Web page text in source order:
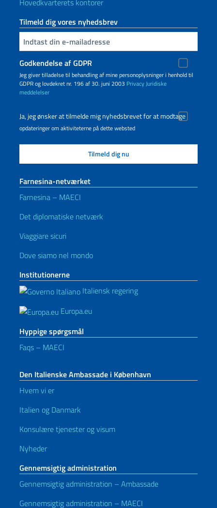
Hovedkvarterets kontorer
Tilmeld dig vores nyhedsbrev
Indtast din e-mailadresse
Godkendelse af GDPR
Jeg giver tilladelse til behandling af mine personoplysninger i henhold til
GDPR og lovdekret nr. 196 af 30. juni 2003 PrivacyJuridiske
meddelelser
Ja, jeg ønsker at tilmelde mig nyhedsbrevet for at modtage
opdateringer om aktiviteterne på dette websted
Farnesina-netværket
Farnesina – MAECI
Det diplomatiske netværk
Viaggiare sicuri
Dove siamo nel mondo
Institutionerne
Italiensk regering
Europa.eu
Hyppige spørgsmål
Faqs – MAECI
Den Italienske Ambassade i København
Hvem vi er
Italien og Danmark
Konsulære tjenester og visum
Nyheder
Gennemsigtig administration
Gennemsigtig administration – Ambassade
Gennemsigtig administration – MAECI